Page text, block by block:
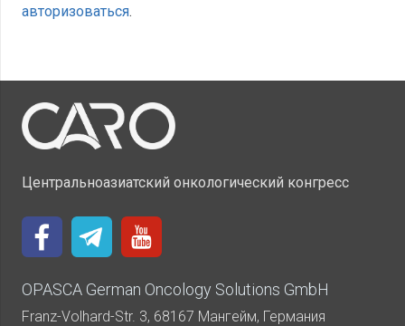
авторизоваться.
Центральноазиатский онкологический конгресс
OPASCA German Oncology Solutions GmbH
Franz-Volhard-Str. 3, 68167 Мангейм, Германия